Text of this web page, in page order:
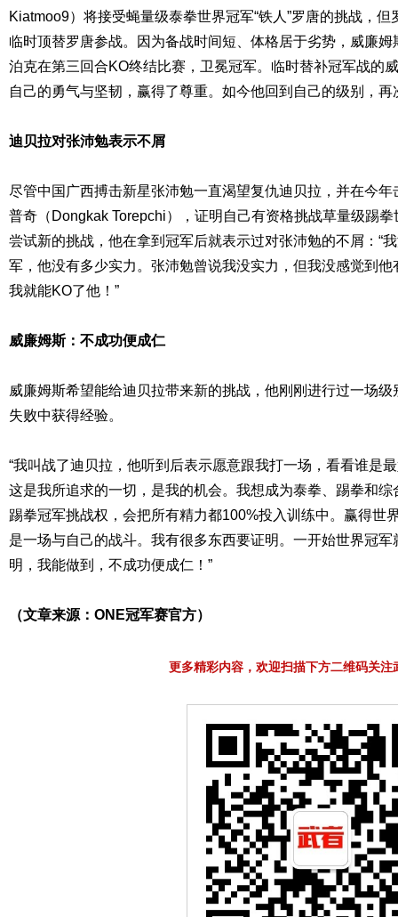
Kiatmoo9）将接受蝇量级泰拳世界冠军“铁人”罗唐的挑战，
临时顶替罗唐参战。因为备战时间短、体格居于劣势，威廉
泊克在第三回合KO终结比赛，卫冕冠军。临时替补冠军战的
自己的勇气与坚韧，赢得了尊重。如今他回到自己的级别，
迪贝拉对张沛勉表示不屑
尽管中国广西搏击新星张沛勉一直渴望复仇迪贝拉，并在今
普奇（Dongkak Torepchi），证明自己有资格挑战草量级踢
尝试新的挑战，他在拿到冠军后就表示过对张沛勉的不屑：“
军，他没有多少实力。张沛勉曾说我没实力，但我没感觉到
我就能KO了他！”
威廉姆斯：不成功便成仁
威廉姆斯希望能给迪贝拉带来新的挑战，他刚刚进行过一场
失败中获得经验。
“我叫战了迪贝拉，他听到后表示愿意跟我打一场，看看谁是
这是我所追求的一切，是我的机会。我想成为泰拳、踢拳和
踢拳冠军挑战权，会把所有精力都100%投入训练中。赢得世
是一场与自己的战斗。我有很多东西要证明。一开始世界冠
明，我能做到，不成功便成仁！”
（文章来源：ONE冠军赛官方）
更多精彩内容，欢迎扫描下方二维码关注